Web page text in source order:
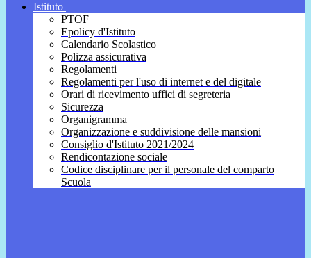
Istituto
PTOF
Epolicy d'Istituto
Calendario Scolastico
Polizza assicurativa
Regolamenti
Regolamenti per l'uso di internet e del digitale
Orari di ricevimento uffici di segreteria
Sicurezza
Organigramma
Organizzazione e suddivisione delle mansioni
Consiglio d'Istituto 2021/2024
Rendicontazione sociale
Codice disciplinare per il personale del comparto
Scuola